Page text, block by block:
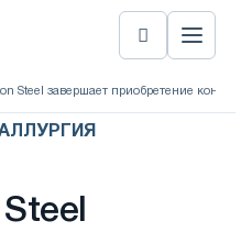
Steel завершает приобретение